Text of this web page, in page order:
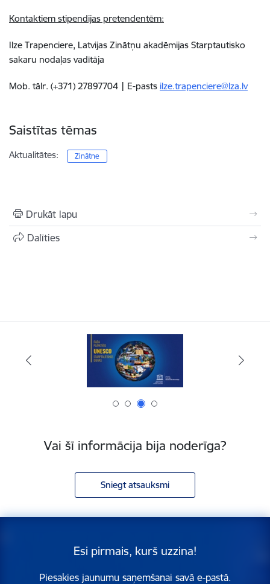
Kontaktiem stipendijas pretendentēm:
Ilze Trapenciere, Latvijas Zinātņu akadēmijas Starptautisko
sakaru nodaļas vadītāja
Mob. tālr. (+371) 27897704 | E-pasts ilze.trapenciere@lza.lv
Saistītas tēmas
Aktualitātes: Zinātne
Drukāt lapu
Dalīties
Vai šī informācija bija noderīga?
Sniegt atsauksmi
Esi pirmais, kurš uzzina!
Piesakies jaunumu saņemšanai savā e-pastā.